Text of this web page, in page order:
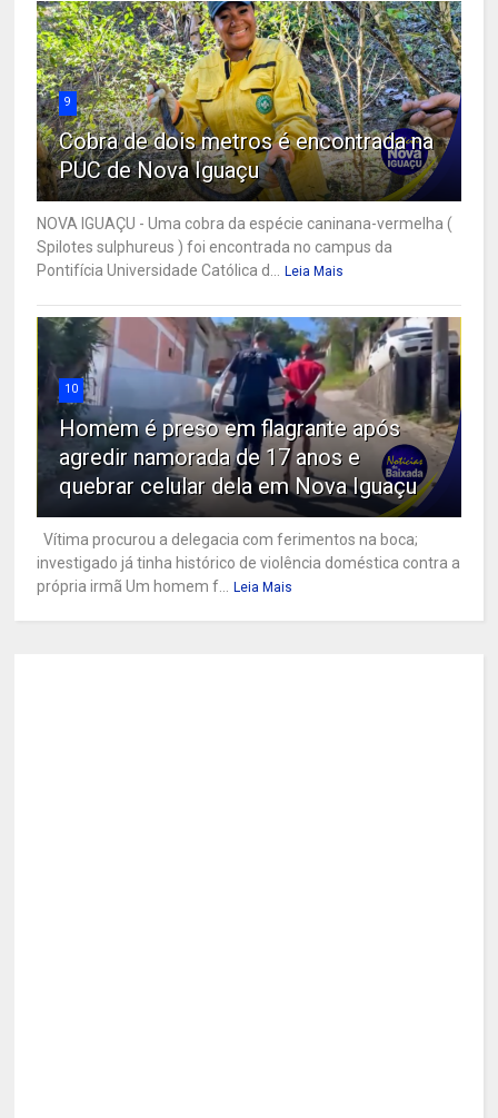
9
Cobra de dois metros é encontrada na
PUC de Nova Iguaçu
NOVA IGUAÇU - Uma cobra da espécie caninana-vermelha (
Spilotes sulphureus ) foi encontrada no campus da
Pontifícia Universidade Católica d... Leia Mais
10
Homem é preso em flagrante após
agredir namorada de 17 anos e
quebrar celular dela em Nova Iguaçu
Vítima procurou a delegacia com ferimentos na boca;
investigado já tinha histórico de violência doméstica contra a
própria irmã Um homem f... Leia Mais